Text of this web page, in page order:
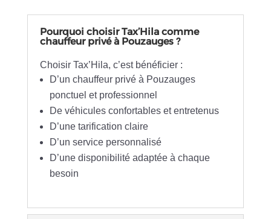
Pourquoi choisir Tax’Hila comme
chauffeur privé à Pouzauges ?
Choisir Tax’Hila, c’est bénéficier :
D’un chauffeur privé à Pouzauges
ponctuel et professionnel
De véhicules confortables et entretenus
D’une tarification claire
D’un service personnalisé
D’une disponibilité adaptée à chaque
besoin